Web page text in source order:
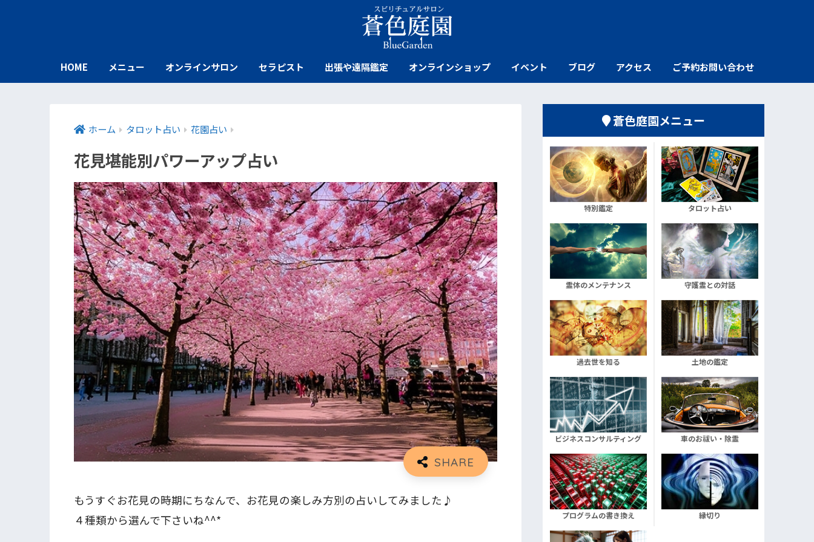
HOME メニュー オンラインサロン セラピスト 出張や遠隔鑑定 オンラインショップ イベント ブログ アクセス ご予約お問い合わせ
ホーム タロット占い 花園占い
花見堪能別パワーアップ占い
もうすぐお花見の時期にちなんで、お花見の楽しみ方別の占いしてみました♪
４種類から選んで下さいね^^*
蒼色庭園メニュー
特別鑑定 タロット占い
霊体のメンテナンス 守護霊との対話
過去世を知る 土地の鑑定
ビジネスコンサルティング 車のお祓い・除霊
プログラムの書き換え 縁切り